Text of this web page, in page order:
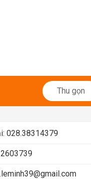
Thu gọn
028.38314379